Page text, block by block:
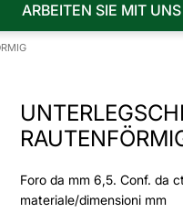
ARBEITEN SIE MIT UNS
Foro da mm 6,5. Conf. da
materiale/dimensioni mm